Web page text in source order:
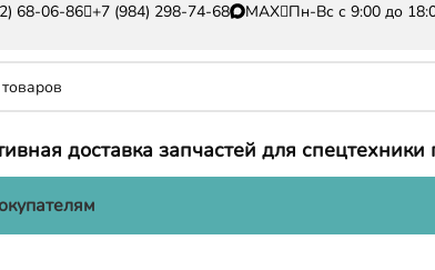
68-06-86 +7 (984) 298-74-68 MAX Пн-Вс с 9:00 до
доставка запчастей для